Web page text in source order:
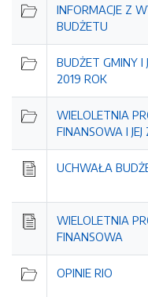
INFORMACJE Z
BUDŻETU
BUDŻET GMINY I
2019 ROK
WIELOLETNIA
FINANSOWA I
UCHWAŁA
WIELOLETNIA
FINANSOWA
OPINIE RIO